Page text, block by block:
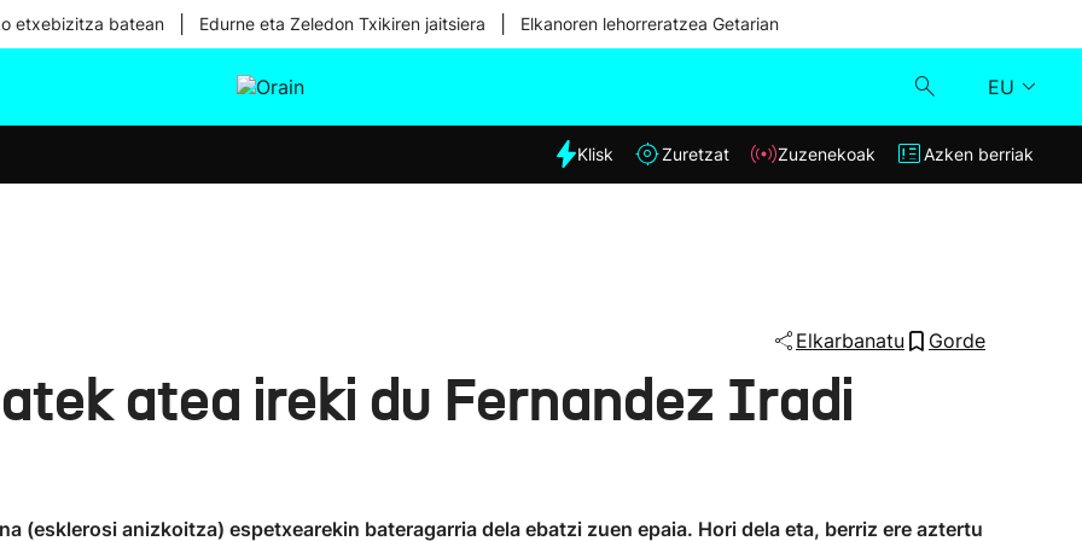
etxebizitza batean Edurne eta Zeledon Txikiren jaitsiera Elkanoren lehorreratzea Getarian
EU
Eguraldia
Klisk
Klisk Zuretzat Zuzenekoak Azken berriak
Elkarbanatu Gorde
atea ireki du Fernandez Iradi
(esklerosi anizkoitza) espetxearekin bateragarria dela ebatzi zuen epaia. Hori dela eta, berriz ere aztertu